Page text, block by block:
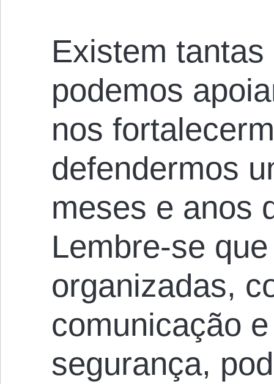
Existem
podemos
nos
defendermos
meses e anos
Lembre-se
organizadas,
comunicação
segurança,